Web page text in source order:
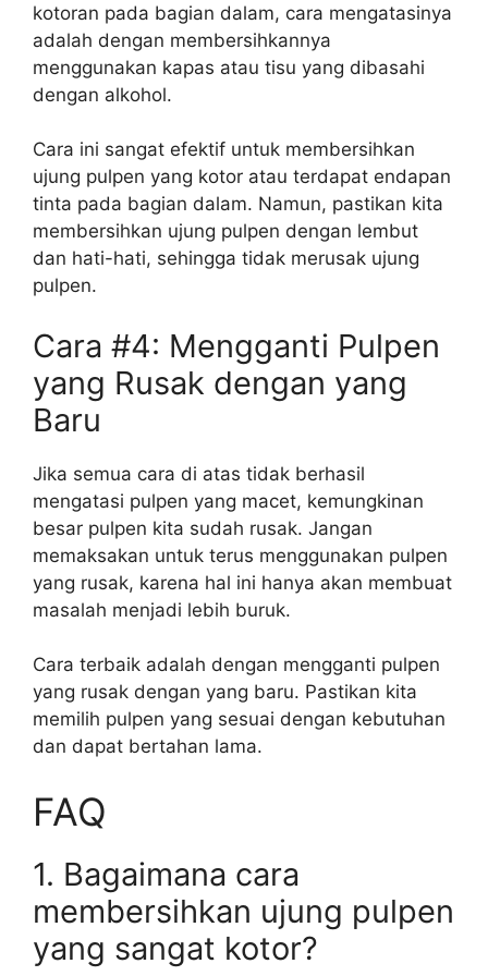
kotoran pada bagian dalam, cara mengatasinya
adalah dengan membersihkannya
menggunakan kapas atau tisu yang dibasahi
dengan alkohol.
Cara ini sangat efektif untuk membersihkan
ujung pulpen yang kotor atau terdapat endapan
tinta pada bagian dalam. Namun, pastikan kita
membersihkan ujung pulpen dengan lembut
dan hati-hati, sehingga tidak merusak ujung
pulpen.
Cara #4: Mengganti Pulpen
yang Rusak dengan yang
Baru
Jika semua cara di atas tidak berhasil
mengatasi pulpen yang macet, kemungkinan
besar pulpen kita sudah rusak. Jangan
memaksakan untuk terus menggunakan pulpen
yang rusak, karena hal ini hanya akan membuat
masalah menjadi lebih buruk.
Cara terbaik adalah dengan mengganti pulpen
yang rusak dengan yang baru. Pastikan kita
memilih pulpen yang sesuai dengan kebutuhan
dan dapat bertahan lama.
FAQ
1. Bagaimana cara
membersihkan ujung pulpen
yang sangat kotor?